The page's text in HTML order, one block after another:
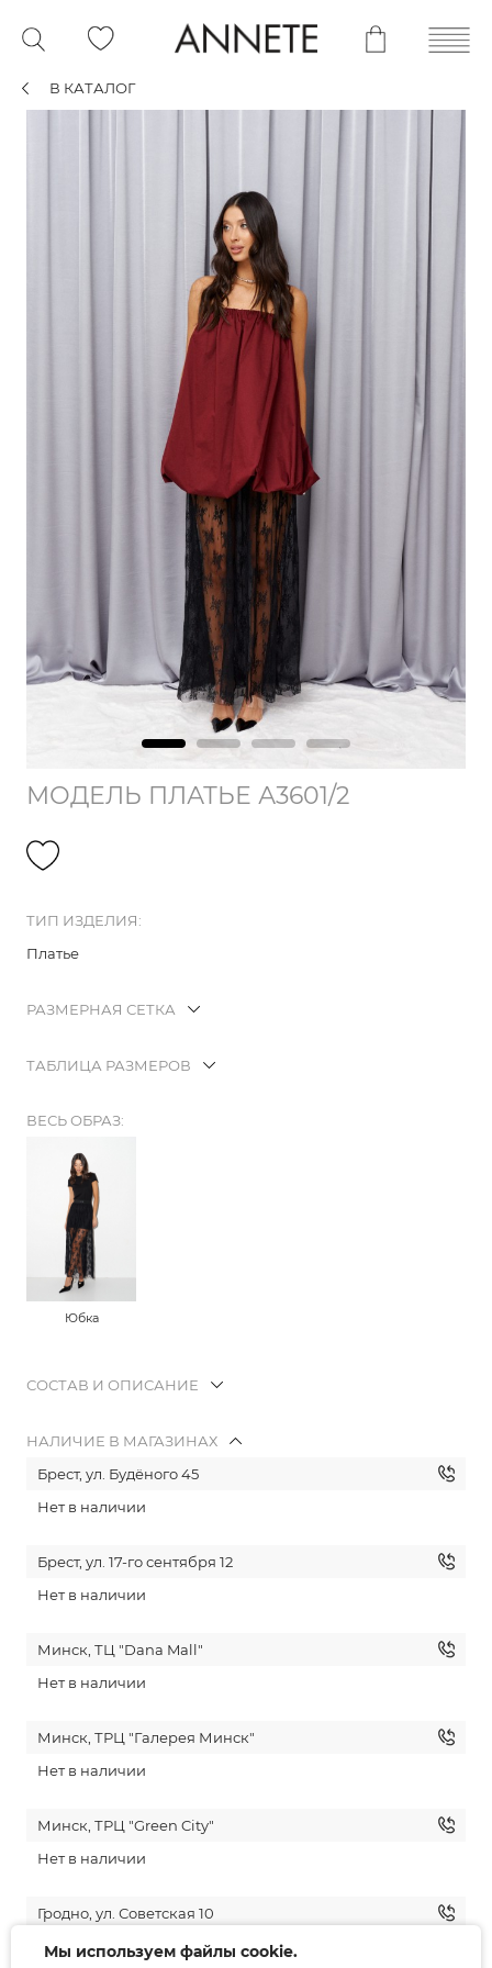
В КАТАЛОГ
МОДЕЛЬ ПЛАТЬЕ А3601/2
ТИП ИЗДЕЛИЯ:
Платье
РАЗМЕРНАЯ СЕТКА
ТАБЛИЦА РАЗМЕРОВ
ВЕСЬ ОБРАЗ:
Юбка
СОСТАВ И ОПИСАНИЕ
НАЛИЧИЕ В МАГАЗИНАХ
Брест, ул. Будёного 45
Нет в наличии
Брест, ул. 17-го сентября 12
Нет в наличии
Минск, ТЦ "Dana Mall"
Нет в наличии
Минск, ТРЦ "Галерея Минск"
Нет в наличии
Минск, ТРЦ "Green City"
Нет в наличии
Гродно, ул. Советская 10
Нет в наличии
Мы используем файлы cookie.